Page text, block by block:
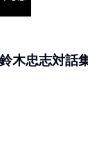
木忠志対話集